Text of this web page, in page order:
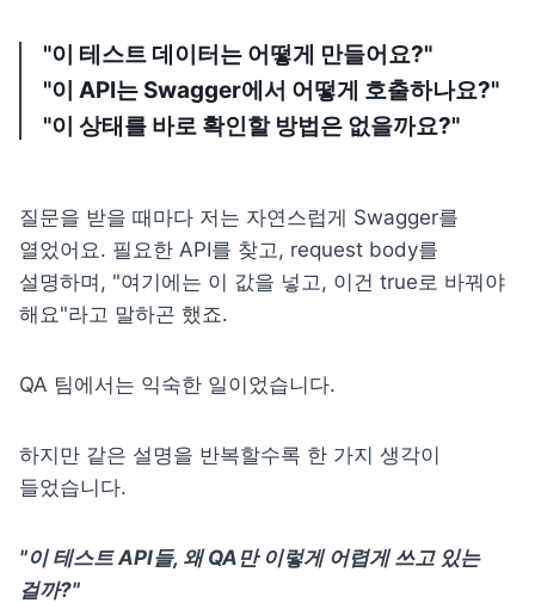
"이 테스트 데이터는 어떻게 만들어요?"
"이 API는 Swagger에서 어떻게 호출하나요?"
"이 상태를 바로 확인할 방법은 없을까요?"
질문을 받을 때마다 저는 자연스럽게 Swagger를
열었어요. 필요한 API를 찾고, request body를
설명하며, "여기에는 이 값을 넣고, 이건 true로 바꿔야
해요"라고 말하곤 했죠.
QA 팀에서는 익숙한 일이었습니다.
하지만 같은 설명을 반복할수록 한 가지 생각이
들었습니다.
"이 테스트 API들, 왜 QA만 이렇게 어렵게 쓰고 있는
걸까?"